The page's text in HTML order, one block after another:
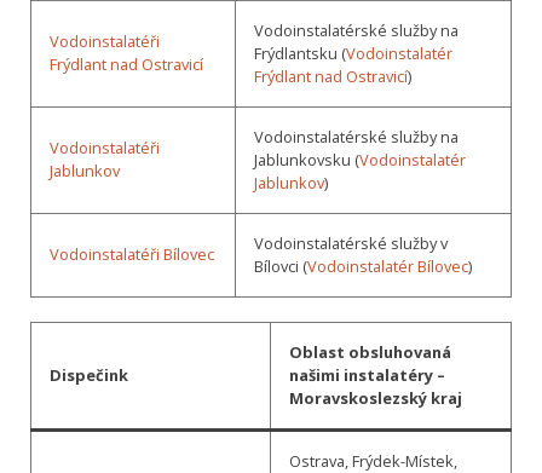
Vodoinstalatéři
Frýdlant nad Ostravicí
Vodoinstalatérské služby na
Frýdlantsku (Vodoinstalatér
Frýdlant nad Ostravicí)
Vodoinstalatéři
Jablunkov
Vodoinstalatérské služby na
Jablunkovsku (Vodoinstalatér
Jablunkov)
Vodoinstalatéři Bílovec
Vodoinstalatérské služby v
Bílovci (Vodoinstalatér Bílovec)
Dispečink
Oblast obsluhovaná
našimi instalatéry –
Moravskoslezský kraj
Ostrava, Frýdek-Místek,